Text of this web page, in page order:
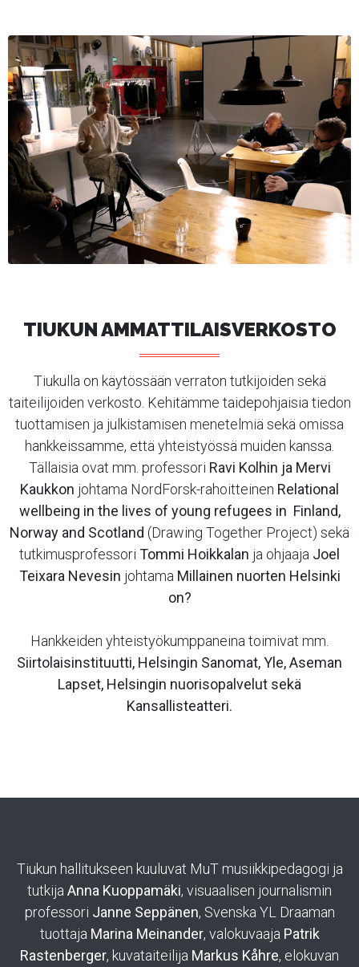
TIUKUN AMMATTILAISVERKOSTO
Tiukulla on käytössään verraton tutkijoiden sekä
taiteilijoiden verkosto. Kehitämme taidepohjaisia tiedon
tuottamisen ja julkistamisen menetelmiä sekä omissa
hankkeissamme, että yhteistyössä muiden kanssa.
Tällaisia ovat mm. professori Ravi Kolhin ja Mervi
Kaukkon johtama NordForsk-rahoitteinen Relational
wellbeing in the lives of young refugees in Finland,
Norway and Scotland (Drawing Together Project) sekä
tutkimusprofessori Tommi Hoikkalan ja ohjaaja Joel
Teixara Nevesin johtama Millainen nuorten Helsinki
on?
Hankkeiden yhteistyökumppaneina toimivat mm.
Siirtolaisinstituutti, Helsingin Sanomat, Yle, Aseman
Lapset, Helsingin nuorisopalvelut sekä
Kansallisteatteri.
Tiukun hallitukseen kuuluvat MuT musiikkipedagogi ja
tutkija Anna Kuoppamäki, visuaalisen journalismin
professori Janne Seppänen, Svenska YL Draaman
tuottaja Marina Meinander, valokuvaaja Patrik
Rastenberger, kuvataiteilija Markus Kåhre, elokuvan